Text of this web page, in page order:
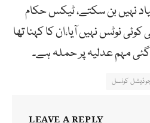
نہیں بن سکتے، ٹیکس حکام
نوٹس نہیں آیا،ان کا کہنا تھا
مہم عدلیہ پر حملہ ہے۔
کونسل